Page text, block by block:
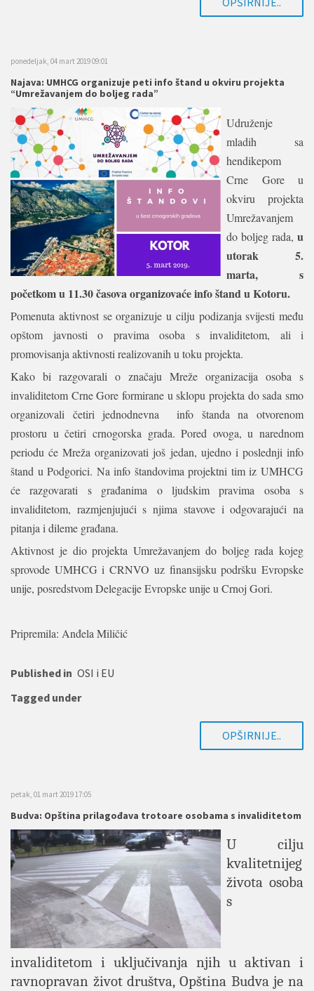
ponedeljak, 04 mart 2019 09:01
Najava: UMHCG organizuje peti info štand u okviru projekta
“Umrežavanjem do boljeg rada”
Udruženje
mladih sa
hendikepom
Crne Gore u
okviru projekta
Umrežavanjem
do boljeg rada, u
utorak 5.
marta, s
početkom u 11.30 časova organizovaće info štand u Kotoru.
Pomenuta aktivnost se organizuje u cilju podizanja svijesti među
opštom javnosti o pravima osoba s invaliditetom, ali i
promovisanja aktivnosti realizovanih u toku projekta.
Kako bi razgovarali o značaju Mreže organizacija osoba s
invaliditetom Crne Gore formirane u sklopu projekta do sada smo
organizovali četiri jednodnevna info štanda na otvorenom
prostoru u četiri crnogorska grada. Pored ovoga, u narednom
periodu će Mreža organizovati još jedan, ujedno i poslednji info
štand u Podgorici. Na info štandovima projektni tim iz UMHCG
će razgovarati s građanima o ljudskim pravima osoba s
invaliditetom, razmjenjujući s njima stavove i odgovarajući na
pitanja i dileme građana.
Aktivnost je dio projekta Umrežavanjem do boljeg rada kojeg
sprovode UMHCG i CRNVO uz finansijsku podršku Evropske
unije, posredstvom Delegacije Evropske unije u Crnoj Gori.
Pripremila: Anđela Miličić
Published in OSI i EU
Tagged under
OPŠIRNIJE..
petak, 01 mart 2019 17:05
Budva: Opština prilagođava trotoare osobama s invaliditetom
U cilju
kvalitetnijeg
života osoba
s
invaliditetom i uključivanja njih u aktivan i
ravnopravan život društva, Opština Budva je na